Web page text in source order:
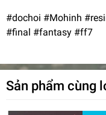
#dochoi #Mohinh
#final #fantasy #ff7
Sản phẩm cùng